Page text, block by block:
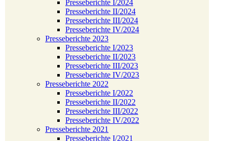
Presseberichte I/2024
Presseberichte II/2024
Presseberichte III/2024
Presseberichte IV/2024
Presseberichte 2023
Presseberichte I/2023
Presseberichte II/2023
Presseberichte III/2023
Presseberichte IV/2023
Presseberichte 2022
Presseberichte I/2022
Presseberichte II/2022
Presseberichte III/2022
Presseberichte IV/2022
Presseberichte 2021
Presseberichte I/2021